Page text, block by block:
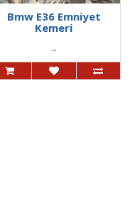
Bmw E36 Emniyet
Kemeri
..